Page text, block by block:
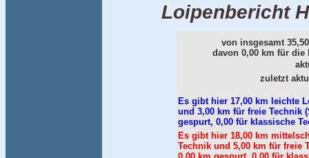
Loipenbericht
von insgesamt
davon 0,00 km für die
zuletzt
Es gibt hier 17,00 km leichte
und 3,00 km für freie Technik
gespurt, 0,00 für klassische
Es gibt hier 18,00 km
Technik und 5,00 km für freie